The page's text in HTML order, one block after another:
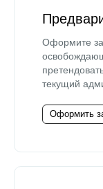
Оформите
текущий
Оформить